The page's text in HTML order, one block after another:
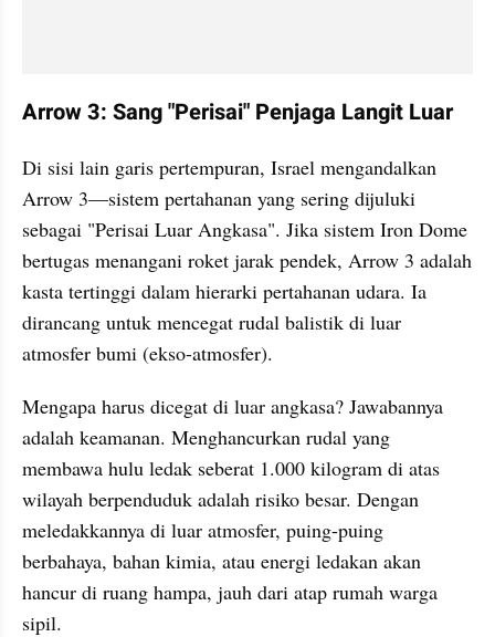
Arrow 3: Sang "Perisai" Penjaga Langit Luar
Di sisi lain garis pertempuran, Israel mengandalkan
Arrow 3—sistem pertahanan yang sering dijuluki
sebagai "Perisai Luar Angkasa". Jika sistem Iron Dome
bertugas menangani roket jarak pendek, Arrow 3 adalah
kasta tertinggi dalam hierarki pertahanan udara. Ia
dirancang untuk mencegat rudal balistik di luar
atmosfer bumi (ekso-atmosfer).
Mengapa harus dicegat di luar angkasa? Jawabannya
adalah keamanan. Menghancurkan rudal yang
membawa hulu ledak seberat 1.000 kilogram di atas
wilayah berpenduduk adalah risiko besar. Dengan
meledakkannya di luar atmosfer, puing-puing
berbahaya, bahan kimia, atau energi ledakan akan
hancur di ruang hampa, jauh dari atap rumah warga
sipil.